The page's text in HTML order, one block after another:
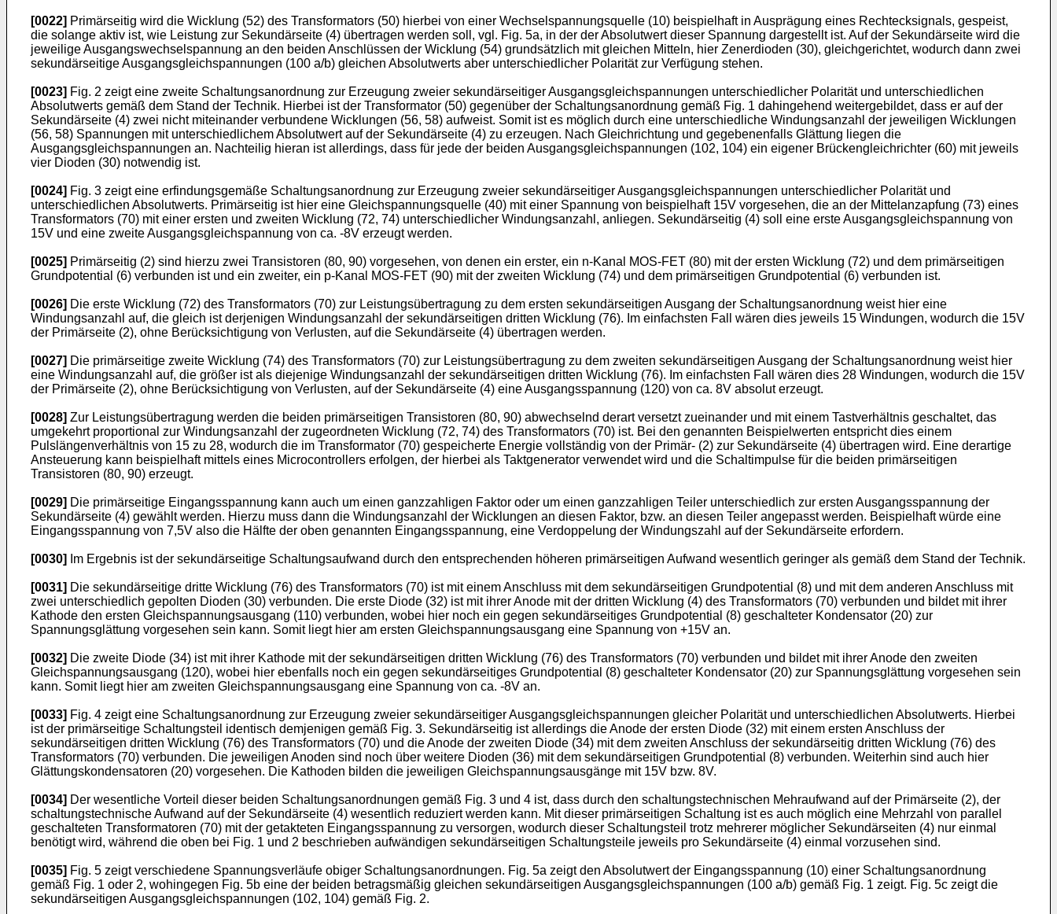
[0022] Primärseitig wird die Wicklung (52) des Transformators (50) hierbei von einer Wechselspannungsquelle (10) beispielhaft in Ausprägung eines Rechtecksignals, gespeist,
die solange aktiv ist, wie Leistung zur Sekundärseite (4) übertragen werden soll, vgl. Fig. 5a, in der der Absolutwert dieser Spannung dargestellt ist. Auf der Sekundärseite wird die
jeweilige Ausgangswechselspannung an den beiden Anschlüssen der Wicklung (54) grundsätzlich mit gleichen Mitteln, hier Zenerdioden (30), gleichgerichtet, wodurch dann zwei
sekundärseitige Ausgangsgleichspannungen (100 a/b) gleichen Absolutwerts aber unterschiedlicher Polarität zur Verfügung stehen.
[0023] Fig. 2 zeigt eine zweite Schaltungsanordnung zur Erzeugung zweier sekundärseitiger Ausgangsgleichspannungen unterschiedlicher Polarität und unterschiedlichen
Absolutwerts gemäß dem Stand der Technik. Hierbei ist der Transformator (50) gegenüber der Schaltungsanordnung gemäß Fig. 1 dahingehend weitergebildet, dass er auf der
Sekundärseite (4) zwei nicht miteinander verbundene Wicklungen (56, 58) aufweist. Somit ist es möglich durch eine unterschiedliche Windungsanzahl der jeweiligen Wicklungen
(56, 58) Spannungen mit unterschiedlichem Absolutwert auf der Sekundärseite (4) zu erzeugen. Nach Gleichrichtung und gegebenenfalls Glättung liegen die
Ausgangsgleichspannungen an. Nachteilig hieran ist allerdings, dass für jede der beiden Ausgangsgleichspannungen (102, 104) ein eigener Brückengleichrichter (60) mit jeweils
vier Dioden (30) notwendig ist.
[0024] Fig. 3 zeigt eine erfindungsgemäße Schaltungsanordnung zur Erzeugung zweier sekundärseitiger Ausgangsgleichspannungen unterschiedlicher Polarität und
unterschiedlichen Absolutwerts. Primärseitig ist hier eine Gleichspannungsquelle (40) mit einer Spannung von beispielhaft 15V vorgesehen, die an der Mittelanzapfung (73) eines
Transformators (70) mit einer ersten und zweiten Wicklung (72, 74) unterschiedlicher Windungsanzahl, anliegen. Sekundärseitig (4) soll eine erste Ausgangsgleichspannung von
15V und eine zweite Ausgangsgleichspannung von ca. -8V erzeugt werden.
[0025] Primärseitig (2) sind hierzu zwei Transistoren (80, 90) vorgesehen, von denen ein erster, ein n-Kanal MOS-FET (80) mit der ersten Wicklung (72) und dem primärseitigen
Grundpotential (6) verbunden ist und ein zweiter, ein p-Kanal MOS-FET (90) mit der zweiten Wicklung (74) und dem primärseitigen Grundpotential (6) verbunden ist.
[0026] Die erste Wicklung (72) des Transformators (70) zur Leistungsübertragung zu dem ersten sekundärseitigen Ausgang der Schaltungsanordnung weist hier eine
Windungsanzahl auf, die gleich ist derjenigen Windungsanzahl der sekundärseitigen dritten Wicklung (76). Im einfachsten Fall wären dies jeweils 15 Windungen, wodurch die 15V
der Primärseite (2), ohne Berücksichtigung von Verlusten, auf die Sekundärseite (4) übertragen werden.
[0027] Die primärseitige zweite Wicklung (74) des Transformators (70) zur Leistungsübertragung zu dem zweiten sekundärseitigen Ausgang der Schaltungsanordnung weist hier
eine Windungsanzahl auf, die größer ist als diejenige Windungsanzahl der sekundärseitigen dritten Wicklung (76). Im einfachsten Fall wären dies 28 Windungen, wodurch die 15V
der Primärseite (2), ohne Berücksichtigung von Verlusten, auf der Sekundärseite (4) eine Ausgangsspannung (120) von ca. 8V absolut erzeugt.
[0028] Zur Leistungsübertragung werden die beiden primärseitigen Transistoren (80, 90) abwechselnd derart versetzt zueinander und mit einem Tastverhältnis geschaltet, das
umgekehrt proportional zur Windungsanzahl der zugeordneten Wicklung (72, 74) des Transformators (70) ist. Bei den genannten Beispielwerten entspricht dies einem
Pulslängenverhältnis von 15 zu 28, wodurch die im Transformator (70) gespeicherte Energie vollständig von der Primär- (2) zur Sekundärseite (4) übertragen wird. Eine derartige
Ansteuerung kann beispielhaft mittels eines Microcontrollers erfolgen, der hierbei als Taktgenerator verwendet wird und die Schaltimpulse für die beiden primärseitigen
Transistoren (80, 90) erzeugt.
[0029] Die primärseitige Eingangsspannung kann auch um einen ganzzahligen Faktor oder um einen ganzzahligen Teiler unterschiedlich zur ersten Ausgangsspannung der
Sekundärseite (4) gewählt werden. Hierzu muss dann die Windungsanzahl der Wicklungen an diesen Faktor, bzw. an diesen Teiler angepasst werden. Beispielhaft würde eine
Eingangsspannung von 7,5V also die Hälfte der oben genannten Eingangsspannung, eine Verdoppelung der Windungszahl auf der Sekundärseite erfordern.
[0030] Im Ergebnis ist der sekundärseitige Schaltungsaufwand durch den entsprechenden höheren primärseitigen Aufwand wesentlich geringer als gemäß dem Stand der Technik.
[0031] Die sekundärseitige dritte Wicklung (76) des Transformators (70) ist mit einem Anschluss mit dem sekundärseitigen Grundpotential (8) und mit dem anderen Anschluss mit
zwei unterschiedlich gepolten Dioden (30) verbunden. Die erste Diode (32) ist mit ihrer Anode mit der dritten Wicklung (4) des Transformators (70) verbunden und bildet mit ihrer
Kathode den ersten Gleichspannungsausgang (110) verbunden, wobei hier noch ein gegen sekundärseitiges Grundpotential (8) geschalteter Kondensator (20) zur
Spannungsglättung vorgesehen sein kann. Somit liegt hier am ersten Gleichspannungsausgang eine Spannung von +15V an.
[0032] Die zweite Diode (34) ist mit ihrer Kathode mit der sekundärseitigen dritten Wicklung (76) des Transformators (70) verbunden und bildet mit ihrer Anode den zweiten
Gleichspannungsausgang (120), wobei hier ebenfalls noch ein gegen sekundärseitiges Grundpotential (8) geschalteter Kondensator (20) zur Spannungsglättung vorgesehen sein
kann. Somit liegt hier am zweiten Gleichspannungsausgang eine Spannung von ca. -8V an.
[0033] Fig. 4 zeigt eine Schaltungsanordnung zur Erzeugung zweier sekundärseitiger Ausgangsgleichspannungen gleicher Polarität und unterschiedlichen Absolutwerts. Hierbei
ist der primärseitige Schaltungsteil identisch demjenigen gemäß Fig. 3. Sekundärseitig ist allerdings die Anode der ersten Diode (32) mit einem ersten Anschluss der
sekundärseitigen dritten Wicklung (76) des Transformators (70) und die Anode der zweiten Diode (34) mit dem zweiten Anschluss der sekundärseitig dritten Wicklung (76) des
Transformators (70) verbunden. Die jeweiligen Anoden sind noch über weitere Dioden (36) mit dem sekundärseitigen Grundpotential (8) verbunden. Weiterhin sind auch hier
Glättungskondensatoren (20) vorgesehen. Die Kathoden bilden die jeweiligen Gleichspannungsausgänge mit 15V bzw. 8V.
[0034] Der wesentliche Vorteil dieser beiden Schaltungsanordnungen gemäß Fig. 3 und 4 ist, dass durch den schaltungstechnischen Mehraufwand auf der Primärseite (2), der
schaltungstechnische Aufwand auf der Sekundärseite (4) wesentlich reduziert werden kann. Mit dieser primärseitigen Schaltung ist es auch möglich eine Mehrzahl von parallel
geschalteten Transformatoren (70) mit der getakteten Eingangsspannung zu versorgen, wodurch dieser Schaltungsteil trotz mehrerer möglicher Sekundärseiten (4) nur einmal
benötigt wird, während die oben bei Fig. 1 und 2 beschrieben aufwändigen sekundärseitigen Schaltungsteile jeweils pro Sekundärseite (4) einmal vorzusehen sind.
[0035] Fig. 5 zeigt verschiedene Spannungsverläufe obiger Schaltungsanordnungen. Fig. 5a zeigt den Absolutwert der Eingangsspannung (10) einer Schaltungsanordnung
gemäß Fig. 1 oder 2, wohingegen Fig. 5b eine der beiden betragsmäßig gleichen sekundärseitigen Ausgangsgleichspannungen (100 a/b) gemäß Fig. 1 zeigt. Fig. 5c zeigt die
sekundärseitigen Ausgangsgleichspannungen (102, 104) gemäß Fig. 2.